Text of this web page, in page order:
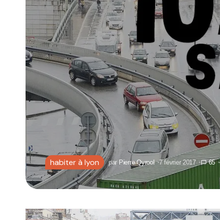
habiter à lyon par Pierre Qyrool 7 février 2017 65